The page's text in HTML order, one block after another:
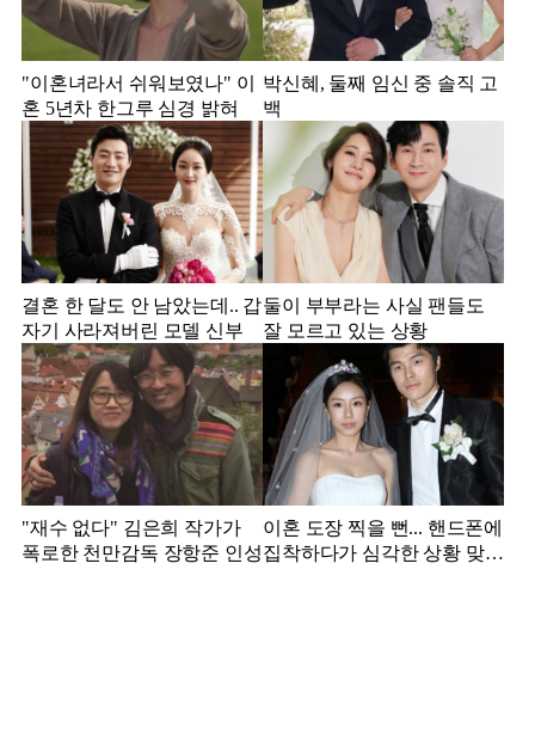
"이혼녀라서 쉬워보였나" 이
혼 5년차 한그루 심경 밝혀
박신혜, 둘째 임신 중 솔직 고
백
결혼 한 달도 안 남았는데.. 갑
자기 사라져버린 모델 신부
둘이 부부라는 사실 팬들도
잘 모르고 있는 상황
"재수 없다" 김은희 작가가
폭로한 천만감독 장항준 인성
이혼 도장 찍을 뻔... 핸드폰에
집착하다가 심각한 상황 맞은